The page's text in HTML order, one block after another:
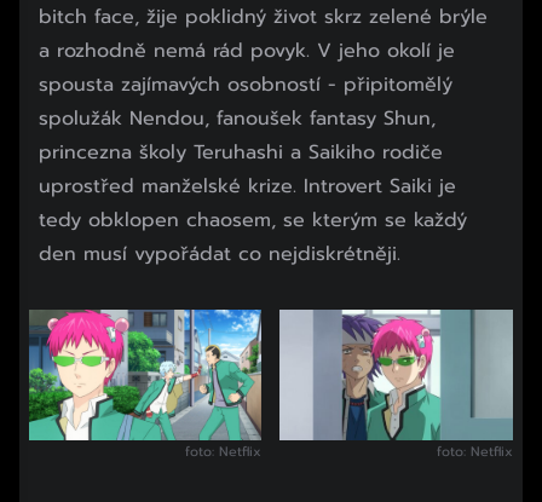
bitch face, žije poklidný život skrz zelené brýle
a rozhodně nemá rád povyk. V jeho okolí je
spousta zajímavých osobností - připitomělý
spolužák Nendou, fanoušek fantasy Shun,
princezna školy Teruhashi a Saikiho rodiče
uprostřed manželské krize. Introvert Saiki je
tedy obklopen chaosem, se kterým se každý
den musí vypořádat co nejdiskrétněji.
Začátek reklamy
Konec reklamy
foto: Netflix foto: Netflix